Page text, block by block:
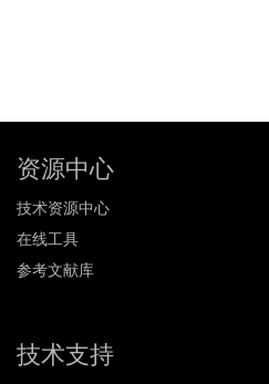
资源中心
技术资源中心
在线工具
参考文献库
技术支持